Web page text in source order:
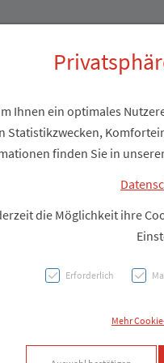
Ihnen ein optimales
Statistikzwecken,
finden Sie in
die Möglichkeit ihre
Erforderlich
Mehr